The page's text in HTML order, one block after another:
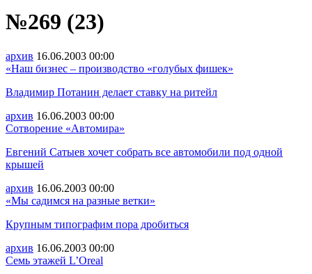
№269 (23)
архив 16.06.2003 00:00
«Наш бизнес – производство «голубых фишек»
Владимир Потанин делает ставку на ритейл
архив 16.06.2003 00:00
Сотворение «Автомира»
Евгений Сатыев хочет собрать все автомобили под одной
крышей
архив 16.06.2003 00:00
«Мы садимся на разные ветки»
Крупным типографим пора дробиться
архив 16.06.2003 00:00
Семь этажей L’Oreal